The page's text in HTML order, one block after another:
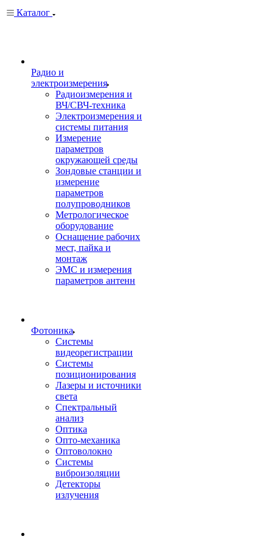
Каталог
Радио и
электроизмерения
Радиоизмерения и
ВЧ/СВЧ-техника
Электроизмерения и
системы питания
Измерение
параметров
окружающей среды
Зондовые станции и
измерение
параметров
полупроводников
Метрологическое
оборудование
Оснащение рабочих
мест, пайка и
монтаж
ЭМС и измерения
параметров антенн
Фотоника
Cистемы
видеорегистрации
Системы
позиционирования
Лазеры и источники
света
Спектральный
анализ
Оптика
Опто-механика
Оптоволокно
Системы
виброизоляции
Детекторы
излучения